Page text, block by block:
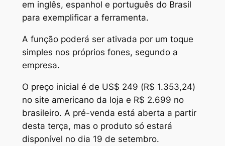
em inglês, espanhol e português do Brasil
para exemplificar a ferramenta.
A função poderá ser ativada por um toque
simples nos próprios fones, segundo a
empresa.
O preço inicial é de US$ 249 (R$ 1.353,24)
no site americano da loja e R$ 2.699 no
brasileiro. A pré-venda está aberta a partir
desta terça, mas o produto só estará
disponível no dia 19 de setembro.